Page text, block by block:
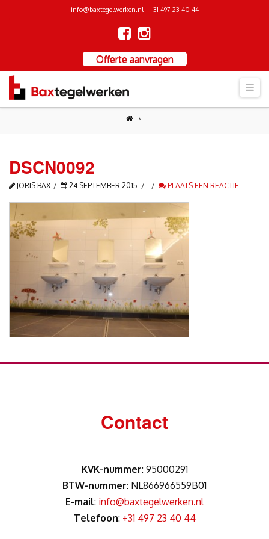
info@baxtegelwerken.nl · +31 497 23 40 44
Offerte aanvragen
DSCN0092
JORIS BAX 24 SEPTEMBER 2015 PLAATS EEN REACTIE
Contact
KVK-nummer: 95000291
BTW-nummer: NL866966559B01
E-mail: info@baxtegelwerken.nl
Telefoon: +31 497 23 40 44